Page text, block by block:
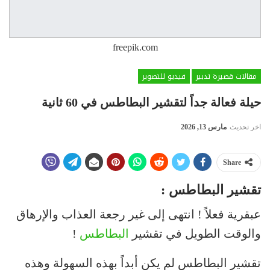
freepik.com
مقالات قصيرة تدبير
فيديو للتصوير
حيلة فعالة جداً لتقشير البطاطس في 60 ثانية
اخر تحديث مارس 13, 2026
Share
تقشير البطاطس :
عبقرية فعلاً ! انتهى إلى غير رجعة العذاب والإرهاق
والوقت الطويل في تقشير
البطاطس !
تقشير البطاطس لم يكن أبداً بهذه السهولة وهذه